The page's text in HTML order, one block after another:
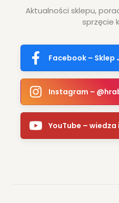
Aktualności sklepu,
sprzęcie
Facebook – Sklep
Instagram –
YouTube –